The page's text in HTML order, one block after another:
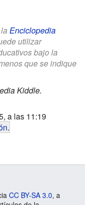
Enciclopedia
utilizar
bajo la
que se indique
Kiddle.
a las 11:19
.
CC BY-SA 3.0, a